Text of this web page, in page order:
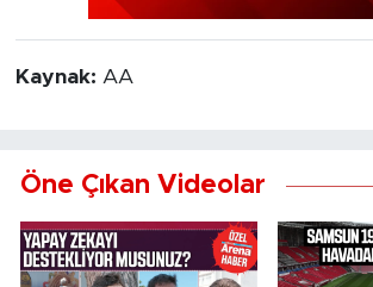
Kaynak: AA
Öne Çıkan Videolar